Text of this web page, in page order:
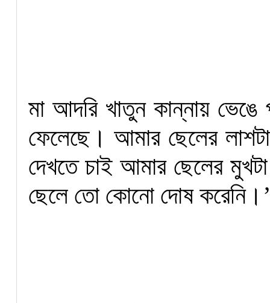
মা আদরি খাতুন কান্নায়
ফেলেছে। আমার ছেলের
দেখতে চাই আমার ছেলের
ছেলে তো কোনো দোষ